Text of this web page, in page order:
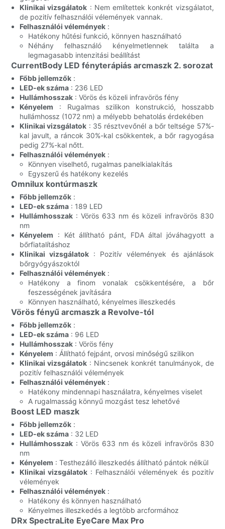
Klinikai vizsgálatok : Nem említettek konkrét vizsgálatot,
de pozitív felhasználói vélemények vannak.
Felhasználói vélemények :
Hatékony hűtési funkció, könnyen használható
Néhány felhasználó kényelmetlennek találta a
legmagasabb intenzitási beállítást
CurrentBody LED fényterápiás arcmaszk 2. sorozat
Főbb jellemzők :
LED-ek száma : 236 LED
Hullámhosszak : Vörös és közeli infravörös fény
Kényelem : Rugalmas szilikon konstrukció, hosszabb
hullámhossz (1072 nm) a mélyebb behatolás érdekében
Klinikai vizsgálatok : 35 résztvevőnél a bőr teltsége 57%-
kal javult, a ráncok 30%-kal csökkentek, a bőr ragyogása
pedig 27%-kal nőtt.
Felhasználói vélemények :
Könnyen viselhető, rugalmas panelkialakítás
Egyszerű és hatékony kezelés
Omnilux kontúrmaszk
Főbb jellemzők :
LED-ek száma : 189 LED
Hullámhosszak : Vörös 633 nm és közeli infravörös 830
nm
Kényelem : Két állítható pánt, FDA által jóváhagyott a
bőrfiatalításhoz
Klinikai vizsgálatok : Pozitív vélemények és ajánlások
bőrgyógyászoktól
Felhasználói vélemények :
Hatékony a finom vonalak csökkentésére, a bőr
feszességének javítására
Könnyen használható, kényelmes illeszkedés
Vörös fényű arcmaszk a Revolve-tól
Főbb jellemzők :
LED-ek száma : 96 LED
Hullámhosszak : Vörös fény
Kényelem : Állítható fejpánt, orvosi minőségű szilikon
Klinikai vizsgálatok : Nincsenek konkrét tanulmányok, de
pozitív felhasználói vélemények
Felhasználói vélemények :
Hatékony mindennapi használatra, kényelmes viselet
A rugalmasság könnyű mozgást tesz lehetővé
Boost LED maszk
Főbb jellemzők :
LED-ek száma : 32 LED
Hullámhosszak : Vörös 633 nm és közeli infravörös 830
nm
Kényelem : Testhezálló illeszkedés állítható pántok nélkül
Klinikai vizsgálatok : Felhasználói vélemények és pozitív
vélemények
Felhasználói vélemények :
Hatékony és könnyen használható
Kényelmes illeszkedés a legtöbb arcformához
DRx SpectraLite EyeCare Max Pro